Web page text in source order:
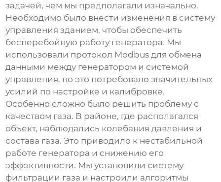
задачей, чем мы предполагали изначально.
Необходимо было внести изменения в систему
управления зданием, чтобы обеспечить
бесперебойную работу генератора. Мы
использовали протокол Modbus для обмена
данными между генератором и системой
управления, но это потребовало значительных
усилий по настройке и калибровке.
Особенно сложно было решить проблему с
качеством газа. В районе, где располагался
объект, наблюдались колебания давления и
состава газа. Это приводило к нестабильной
работе генератора и снижению его
эффективности. Мы установили систему
фильтрации газа и настроили алгоритмы